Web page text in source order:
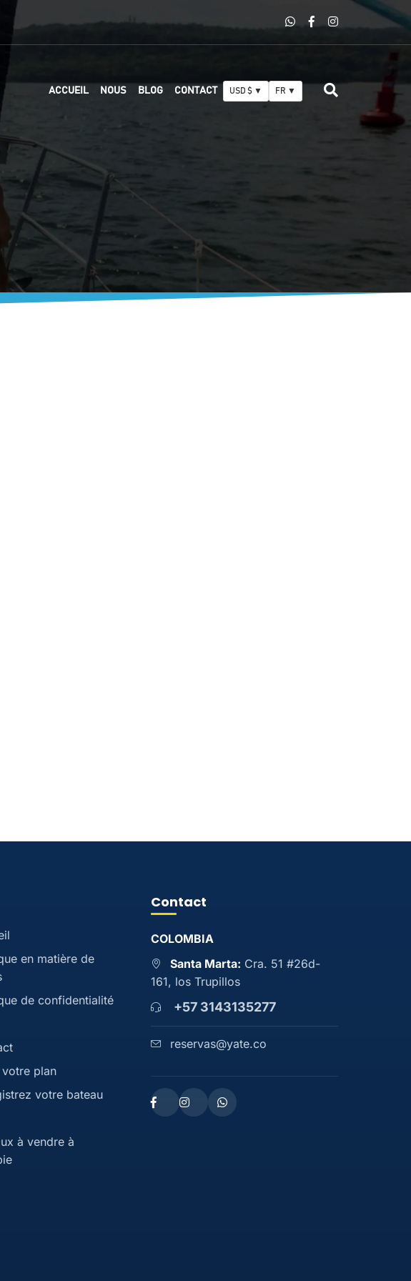
ACCUEIL NOUS BLOG CONTACT USD $ ▼ FR ▼
en matière de
de confidentialité
plan
votre bateau
à vendre à
Contact
COLOMBIA
Santa Marta: Cra. 51 #26d-
161, los Trupillos
+57 3143135277
reservas@yate.co